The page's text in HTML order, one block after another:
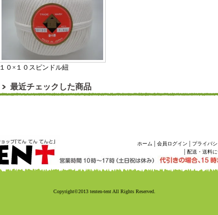
１０×１０スピンドル紐
最近チェックした商品
ホーム | 会員ログイン | プライバ
| 配送・送料
Copyright©2013 tenten-tent All Rights Reserved.